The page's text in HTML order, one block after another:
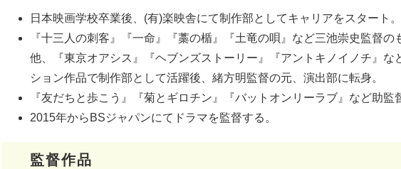
日本映画学校卒業後、(有)楽映舎にて制作部としてキャリアをスタート。
『十三人の刺客』『一命』『藁の楯』『土竜の唄』など三池崇史監督の
他、『東京オアシス』『ヘブンズストーリー』『アントキノイノチ』な
ション作品で制作部として活躍後、緒方明監督の元、演出部に転身。
『友だちと歩こう』『菊とギロチン』『バットオンリーラブ』など助監
2015年からBSジャパンにてドラマを監督する。
監督作品